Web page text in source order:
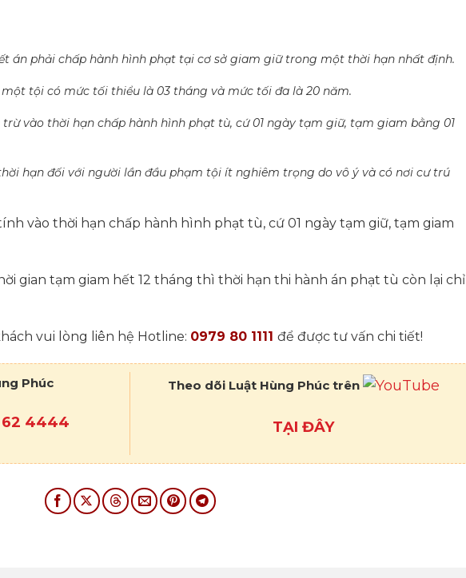
án phải chấp hành hình phạt tại cơ sở giam giữ trong một thời hạn nhất định.
tội có mức tối thiểu là 03 tháng và mức tối đa là 20 năm.
vào thời hạn chấp hành hình phạt tù, cứ 01 ngày tạm giữ, tạm giam bằng 01
hạn đối với người lần đầu phạm tội ít nghiêm trọng do vô ý và có nơi cư trú
vào thời hạn chấp hành hình phạt tù, cứ 01 ngày tạm giữ, tạm giam
gian tạm giam hết 12 tháng thì thời hạn thi hành án phạt tù còn lại chỉ
vui lòng liên hệ Hotline: 0979 80 1111 để được tư vấn chi tiết!
Phúc
4444
Theo dõi Luật Hùng Phúc trên
TẠI ĐÂY